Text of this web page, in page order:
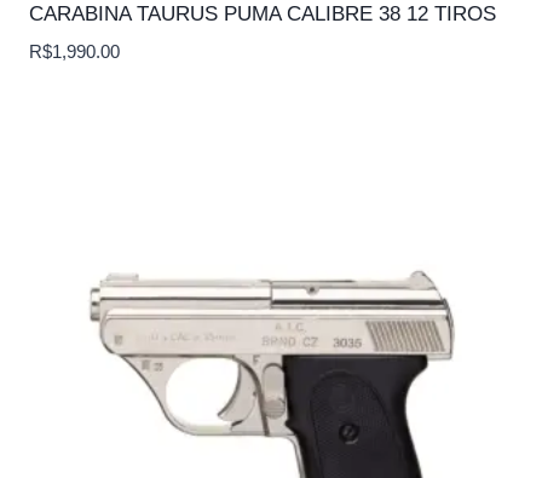
CARABINA TAURUS PUMA CALIBRE 38 12 TIROS
R$1,990.00